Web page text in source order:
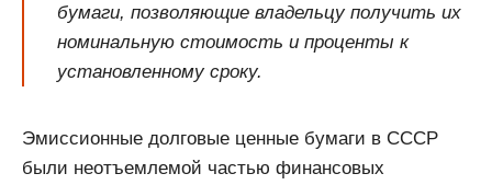
бумаги, позволяющие владельцу получить их
номинальную стоимость и проценты к
установленному сроку.
Эмиссионные долговые ценные бумаги в СССР
были неотъемлемой частью финансовых